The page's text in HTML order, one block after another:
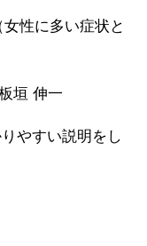
性に多い症状と
垣 伸一
やすい説明をし